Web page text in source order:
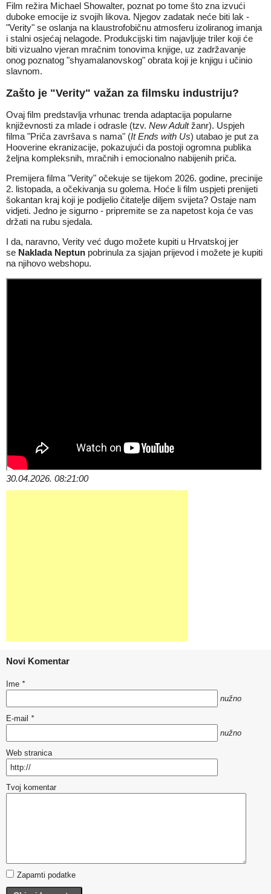
Film režira Michael Showalter, poznat po tome što zna izvući
duboke emocije iz svojih likova. Njegov zadatak neće biti lak -
"Verity" se oslanja na klaustrofobičnu atmosferu izoliranog imanja
i stalni osjećaj nelagode. Produkcijski tim najavljuje triler koji će
biti vizualno vjeran mračnim tonovima knjige, uz zadržavanje
onog poznatog "shyamalanovskog" obrata koji je knjigu i učinio
slavnom.
Zašto je "Verity" važan za filmsku industriju?
Ovaj film predstavlja vrhunac trenda adaptacija popularne
književnosti za mlade i odrasle (tzv. New Adultžanr). Uspjeh
filma "Priča završava s nama" (It Ends with Us) utabao je put za
Hooverine ekranizacije, pokazujući da postoji ogromna publika
željna kompleksnih, mračnih i emocionalno nabijenih priča.
Premijera filma "Verity" očekuje se tijekom 2026. godine, precinije
2. listopada, a očekivanja su golema. Hoće li film uspjeti prenijeti
šokantan kraj koji je podijelio čitatelje diljem svijeta? Ostaje nam
vidjeti. Jedno je sigurno - pripremite se za napetost koja će vas
držati na rubu sjedala.
I da, naravno, Verity već dugo možete kupiti u Hrvatskoj jer
se Naklada Neptun pobrinula za sjajan prijevod i možete je kupiti
na njihovo webshopu.
30.04.2026. 08:21:00
Novi Komentar
Ime *
nužno
E-mail *
nužno
Web stranica
Tvoj komentar
Zapamti podatke